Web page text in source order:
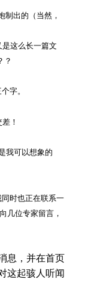
制出的（当然，
这么长一篇文
？
字。
！
我可以想象的
时也正在联系一
几位专家留言，
息，并在首页
这起骇人听闻